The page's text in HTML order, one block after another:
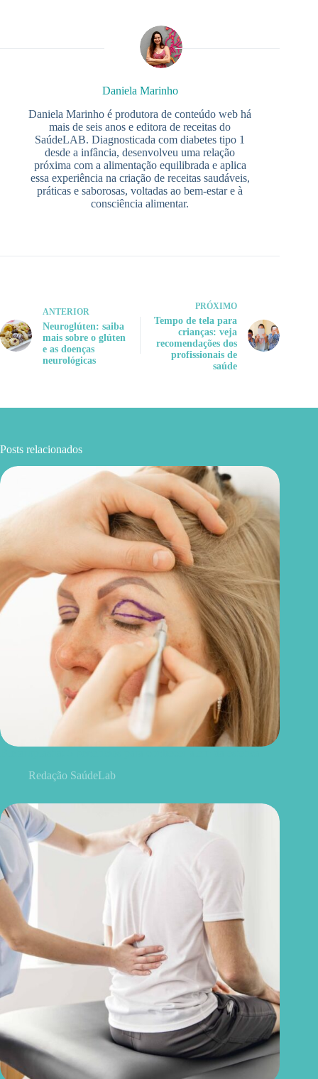
Daniela Marinho
Daniela Marinho é produtora de conteúdo web há
mais de seis anos e editora de receitas do
SaúdeLAB. Diagnosticada com diabetes tipo 1
desde a infância, desenvolveu uma relação
próxima com a alimentação equilibrada e aplica
essa experiência na criação de receitas saudáveis,
práticas e saborosas, voltadas ao bem-estar e à
consciência alimentar.
ANTERIOR
Neuroglúten: saiba
mais sobre o glúten
e as doenças
neurológicas
PRÓXIMO
Tempo de tela para
crianças: veja
recomendações dos
profissionais de
saúde
Posts relacionados
Redação SaúdeLab